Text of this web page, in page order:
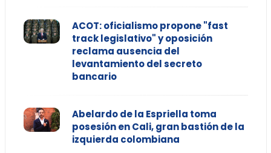
ACOT: oficialismo propone "fast
track legislativo" y oposición
reclama ausencia del
levantamiento del secreto
bancario
Abelardo de la Espriella toma
posesión en Cali, gran bastión de la
izquierda colombiana